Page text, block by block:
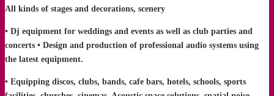
All kinds of stages and decorations, scenery
• Dj equipment for weddings and events as well as club parties and
concerts • Design and production of professional audio systems using
the latest equipment.
• Equipping discos, clubs, bands, cafe bars, hotels, schools, sports